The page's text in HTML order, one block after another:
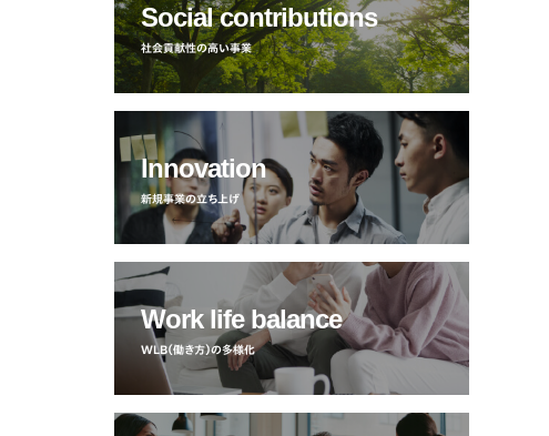
Social contributions
社会貢献性の高い事業
Innovation
新規事業の立ち上げ
Work life balance
WLB（働き方）の多様化